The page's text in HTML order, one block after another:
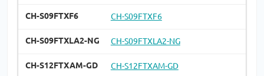
CH-S09FTXF6
CH-S09FTXLA2-NG
CH-S12FTXAM-GD